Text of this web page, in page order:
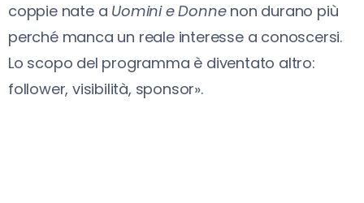
coppie nate a Uomini e Donnenon durano più
perché manca un reale interesse a conoscersi.
Lo scopo del programma è diventato altro:
follower, visibilità, sponsor».